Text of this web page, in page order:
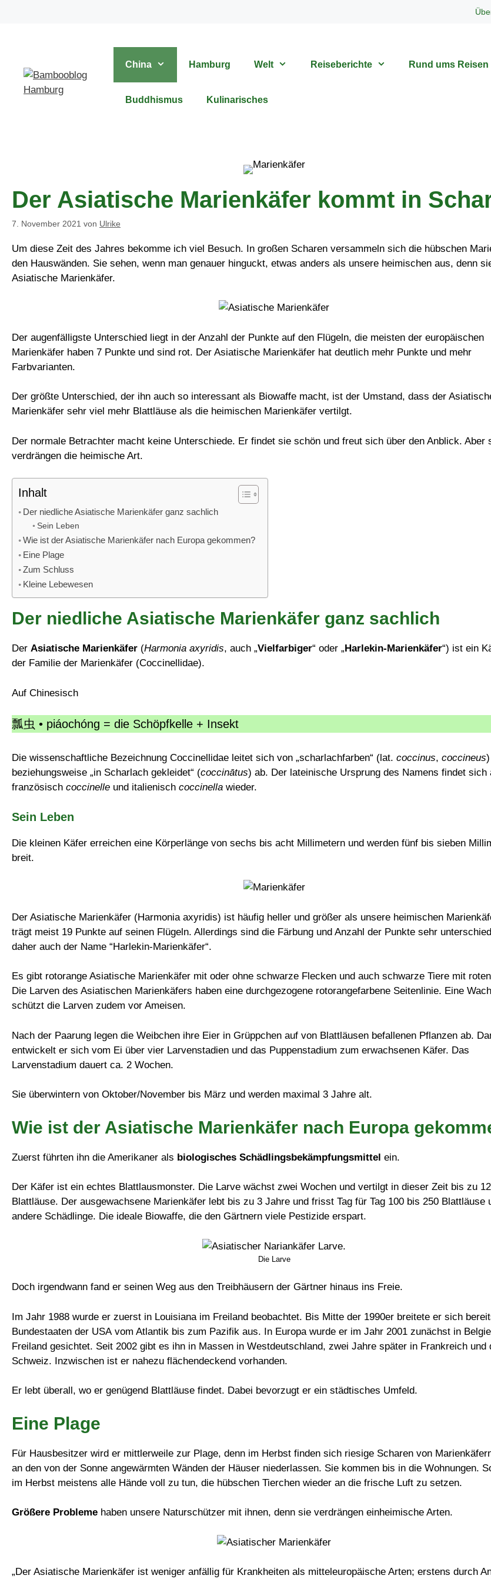
China Hamburg Welt Reiseberichte Rund ums Reisen
Buddhismus Kulinarisches
Der Asiatische Marienkäfer kommt in
7. November 2021 von Ulrike
Um diese Zeit des Jahres bekomme ich viel Besuch. In großen Scharen versammeln sich die hübschen
den Hauswänden. Sie sehen, wenn man genauer hinguckt, etwas anders als unsere heimischen aus, denn
Asiatische Marienkäfer.
Der augenfälligste Unterschied liegt in der Anzahl der Punkte auf den Flügeln, die meisten der europäischen
Marienkäfer haben 7 Punkte und sind rot. Der Asiatische Marienkäfer hat deutlich mehr Punkte und mehr
Farbvarianten.
Der größte Unterschied, der ihn auch so interessant als Biowaffe macht, ist der Umstand, dass der
Marienkäfer sehr viel mehr Blattläuse als die heimischen Marienkäfer vertilgt.
Der normale Betrachter macht keine Unterschiede. Er findet sie schön und freut sich über den Anblick. Aber
verdrängen die heimische Art.
Inhalt
Der niedliche Asiatische Marienkäfer ganz sachlich
Sein Leben
Wie ist der Asiatische Marienkäfer nach Europa gekommen?
Eine Plage
Zum Schluss
Kleine Lebewesen
Der niedliche Asiatische Marienkäfer ganz sachlich
Der Asiatische Marienkäfer (Harmonia axyridis, auch „Vielfarbiger“ oder „Harlekin-Marienkäfer“) ist ein
der Familie der Marienkäfer (Coccinellidae).
Auf Chinesisch
瓢虫 • piáochóng = die Schöpfkelle + Insekt
Die wissenschaftliche Bezeichnung Coccinellidae leitet sich von „scharlachfarben“ (lat. coccinus, coccineus)
beziehungsweise „in Scharlach gekleidet“ (coccinātus) ab. Der lateinische Ursprung des Namens findet sich
französisch coccinelle und italienisch coccinella wieder.
Sein Leben
Die kleinen Käfer erreichen eine Körperlänge von sechs bis acht Millimetern und werden fünf bis sieben
breit.
Der Asiatische Marienkäfer (Harmonia axyridis) ist häufig heller und größer als unsere heimischen
trägt meist 19 Punkte auf seinen Flügeln. Allerdings sind die Färbung und Anzahl der Punkte sehr
daher auch der Name “Harlekin-Marienkäfer“.
Es gibt rotorange Asiatische Marienkäfer mit oder ohne schwarze Flecken und auch schwarze Tiere mit
Die Larven des Asiatischen Marienkäfers haben eine durchgezogene rotorangefarbene Seitenlinie. Eine
schützt die Larven zudem vor Ameisen.
Nach der Paarung legen die Weibchen ihre Eier in Grüppchen auf von Blattläusen befallenen Pflanzen ab.
entwickelt er sich vom Ei über vier Larvenstadien und das Puppenstadium zum erwachsenen Käfer. Das
Larvenstadium dauert ca. 2 Wochen.
Sie überwintern von Oktober/November bis März und werden maximal 3 Jahre alt.
Wie ist der Asiatische Marienkäfer nach Europa
Zuerst führten ihn die Amerikaner als biologisches Schädlingsbekämpfungsmittel ein.
Der Käfer ist ein echtes Blattlausmonster. Die Larve wächst zwei Wochen und vertilgt in dieser Zeit bis zu
Blattläuse. Der ausgewachsene Marienkäfer lebt bis zu 3 Jahre und frisst Tag für Tag 100 bis 250 Blattläuse
andere Schädlinge. Die ideale Biowaffe, die den Gärtnern viele Pestizide erspart.
Die Larve
Doch irgendwann fand er seinen Weg aus den Treibhäusern der Gärtner hinaus ins Freie.
Im Jahr 1988 wurde er zuerst in Louisiana im Freiland beobachtet. Bis Mitte der 1990er breitete er sich
Bundestaaten der USA vom Atlantik bis zum Pazifik aus. In Europa wurde er im Jahr 2001 zunächst in
Freiland gesichtet. Seit 2002 gibt es ihn in Massen in Westdeutschland, zwei Jahre später in Frankreich und
Schweiz. Inzwischen ist er nahezu flächendeckend vorhanden.
Er lebt überall, wo er genügend Blattläuse findet. Dabei bevorzugt er ein städtisches Umfeld.
Eine Plage
Für Hausbesitzer wird er mittlerweile zur Plage, denn im Herbst finden sich riesige Scharen von
an den von der Sonne angewärmten Wänden der Häuser niederlassen. Sie kommen bis in die Wohnungen.
im Herbst meistens alle Hände voll zu tun, die hübschen Tierchen wieder an die frische Luft zu setzen.
Größere Probleme haben unsere Naturschützer mit ihnen, denn sie verdrängen einheimische Arten.
„Der Asiatische Marienkäfer ist weniger anfällig für Krankheiten als mitteleuropäische Arten; erstens durch